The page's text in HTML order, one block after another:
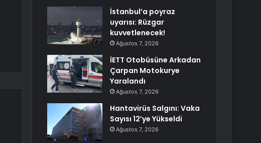
İstanbul’a poyraz
uyarısı: Rüzgar
kuvvetlenecek!
Ağustos 7, 2026
İETT Otobüsüne Arkadan
Çarpan Motokurye
Yaralandı
Ağustos 7, 2026
Hantavirüs Salgını: Vaka
Sayısı 12’ye Yükseldi
Ağustos 7, 2026